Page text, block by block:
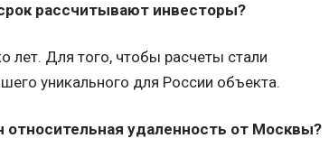
рассчитывают инвесторы?
лет. Для того, чтобы расчеты стали
уникального для России объекта.
удаленность от Москвы?